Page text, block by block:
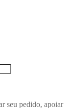
seu pedido, apoiar